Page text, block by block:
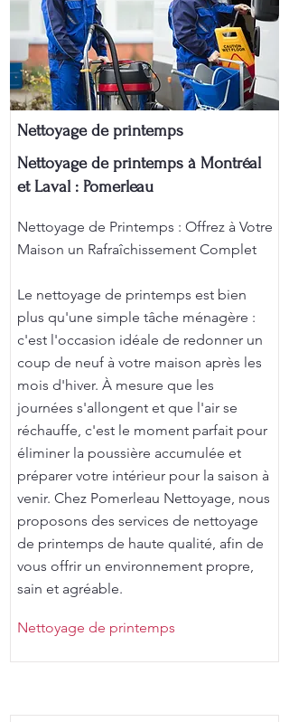
Nettoyage de printemps
Nettoyage de printemps à Montréal
et Laval : Pomerleau
Nettoyage de Printemps : Offrez à Votre
Maison un Rafraîchissement Complet
Le nettoyage de printemps est bien
plus qu'une simple tâche ménagère :
c'est l'occasion idéale de redonner un
coup de neuf à votre maison après les
mois d'hiver. À mesure que les
journées s'allongent et que l'air se
réchauffe, c'est le moment parfait pour
éliminer la poussière accumulée et
préparer votre intérieur pour la saison à
venir. Chez Pomerleau Nettoyage, nous
proposons des services de nettoyage
de printemps de haute qualité, afin de
vous offrir un environnement propre,
sain et agréable.
Nettoyage de printemps